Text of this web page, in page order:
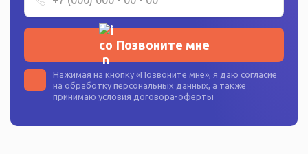
Позвоните мне
Нажимая на кнопку «Позвоните мне», я даю согласие
на обработку персональных данных, а также
принимаю условия договора-оферты